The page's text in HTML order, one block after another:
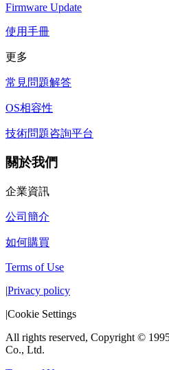
Firmware Update
使用手冊
更多
常見問題解答
OS相容性
技術問題咨詢平台
關於我們
企業資訊
公司簡介
如何購買
Terms of Use
|Privacy policy
|Cookie Settings
All rights reserved, Copyright ©
Co., Ltd.